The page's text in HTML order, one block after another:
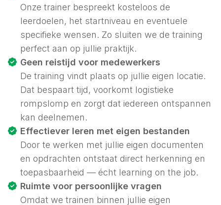
Onze trainer bespreekt kosteloos de
leerdoelen, het startniveau en eventuele
specifieke wensen. Zo sluiten we de training
perfect aan op jullie praktijk.
Geen reistijd voor medewerkers
De training vindt plaats op jullie eigen locatie.
Dat bespaart tijd, voorkomt logistieke
rompslomp en zorgt dat iedereen ontspannen
kan deelnemen.
Effectiever leren met eigen bestanden
Door te werken met jullie eigen documenten
en opdrachten ontstaat direct herkenning en
toepasbaarheid — écht learning on the job.
Ruimte voor persoonlijke vragen
Omdat we trainen binnen jullie eigen